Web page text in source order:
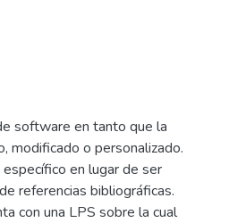
software en tanto que la
modificado o personalizado.
en lugar de ser
referencias bibliográficas.
con una LPS sobre la cual